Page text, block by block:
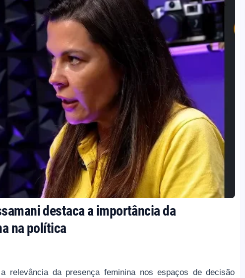
destaca a importância da
na política
relevância da presença feminina nos espaços de decisão